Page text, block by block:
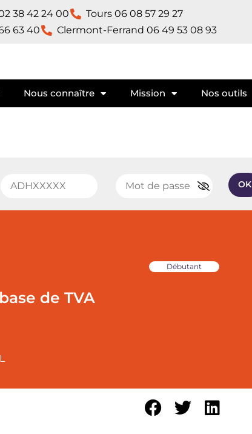
38 42 24 00
Tours 06 08 57 29 27
63 40
Clermont-Ferrand 06 49 53 08 93​
Nous connaître Mission Nos outils
OK
Débutant
de TVA